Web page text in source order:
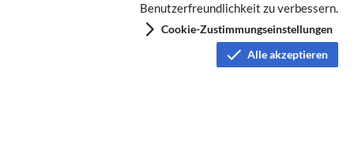
Benutzerfreundlichkeit zu verbessern.
Cookie-Zustimmungseinstellungen
Alle akzeptieren